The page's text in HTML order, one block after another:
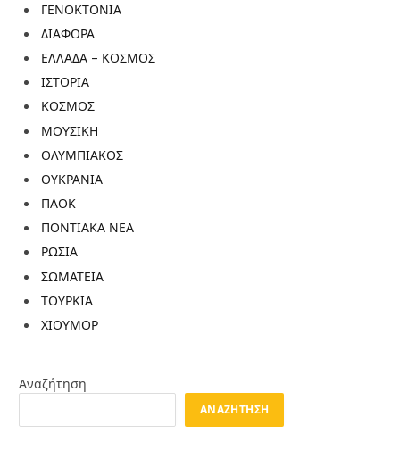
ΓΕΝΟΚΤΟΝΙΑ
ΔΙΑΦΟΡΑ
ΕΛΛΑΔΑ – ΚΟΣΜΟΣ
ΙΣΤΟΡΙΑ
ΚΟΣΜΟΣ
ΜΟΥΣΙΚΗ
ΟΛΥΜΠΙΑΚΟΣ
ΟΥΚΡΑΝΙΑ
ΠΑΟΚ
ΠΟΝΤΙΑΚΑ ΝΕΑ
ΡΩΣΙΑ
ΣΩΜΑΤΕΙΑ
ΤΟΥΡΚΙΑ
ΧΙΟΥΜΟΡ
Αναζήτηση
ΑΝΑΖΉΤΗΣΗ